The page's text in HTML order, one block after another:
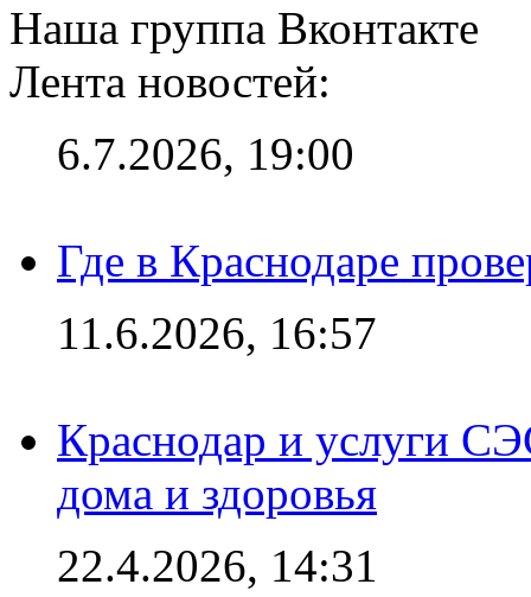
Наша группа Вконтакте
Лента новостей:
6.7.2026, 19:00
Где в Краснодаре
11.6.2026, 16:57
Краснодар и услуги
дома и здоровья
22.4.2026, 14:31